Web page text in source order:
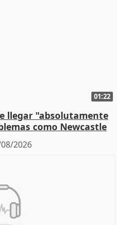
01:22
llegar "absolutamente
como Newcastle
2026